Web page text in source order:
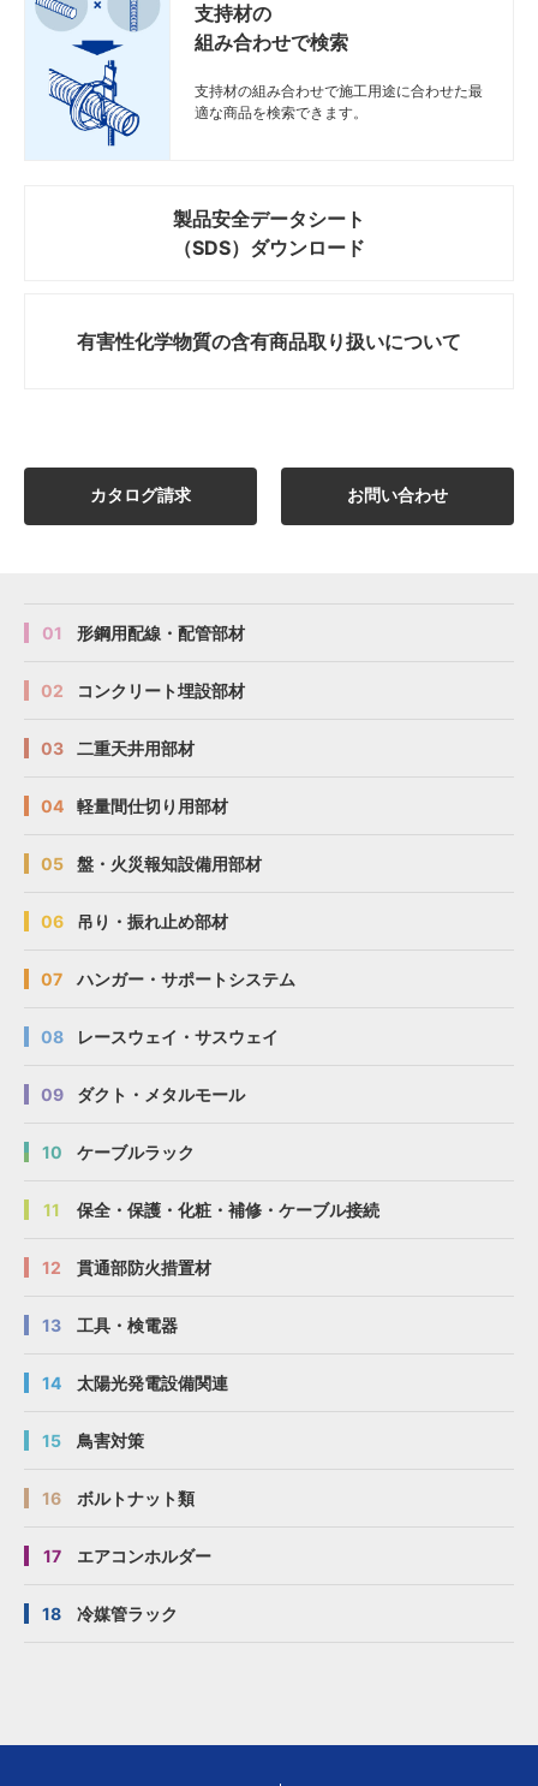
支持材の
組み合わせで検索
支持材の組み合わせで施工用途に合わせた最
適な商品を検索できます。
製品安全データシート
（SDS）ダウンロード
有害性化学物質の含有商品取り扱いについて
カタログ請求 お問い合わせ
01 形鋼用配線・配管部材
02 コンクリート埋設部材
03 二重天井用部材
04 軽量間仕切り用部材
05 盤・火災報知設備用部材
06 吊り・振れ止め部材
07 ハンガー・サポートシステム
08 レースウェイ・サスウェイ
09 ダクト・メタルモール
10 ケーブルラック
11 保全・保護・化粧・補修・ケーブル接続
12 貫通部防火措置材
13 工具・検電器
14 太陽光発電設備関連
15 鳥害対策
16 ボルトナット類
17 エアコンホルダー
18 冷媒管ラック